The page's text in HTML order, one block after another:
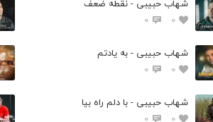
شهاب حبیبی - نقطه ضعف
0
0
شهاب حبیبی - به یادتم
0
0
شهاب حبیبی - با دلم راه بیا
0
0